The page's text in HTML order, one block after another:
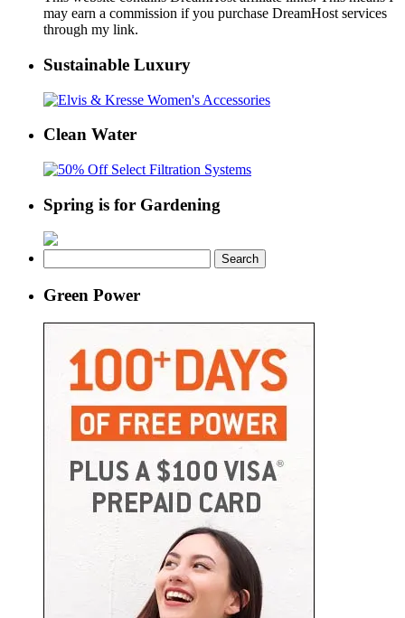
may earn a commission if you purchase DreamHost services
through my link.
Sustainable Luxury
Clean Water
Spring is for Gardening
for:
Green Power